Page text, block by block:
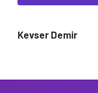
Kevser Demir